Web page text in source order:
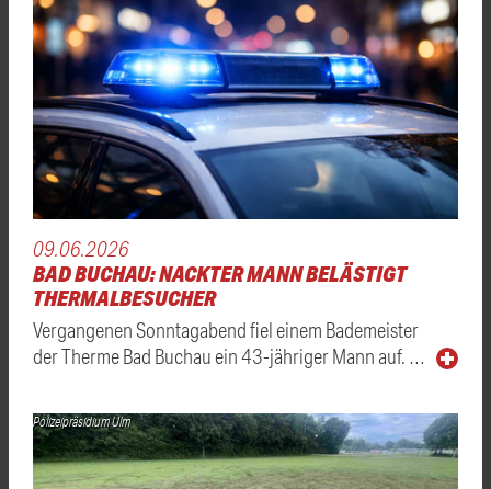
09.06.2026
BAD BUCHAU: NACKTER MANN BELÄSTIGT
THERMALBESUCHER
Vergangenen Sonntagabend fiel einem Bademeister
der Therme Bad Buchau ein 43-jähriger Mann auf. …
Polizeipräsidium Ulm